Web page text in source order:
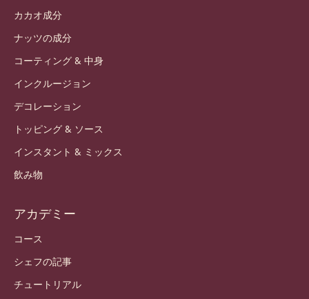
カカオ成分
ナッツの成分
コーティング & 中身
インクルージョン
デコレーション
トッピング & ソース
インスタント & ミックス
飲み物
アカデミー
コース
シェフの記事
チュートリアル